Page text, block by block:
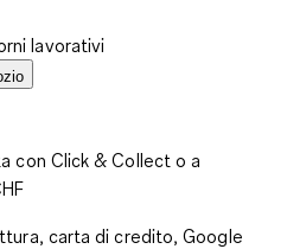
lavorativi
con Click & Collect o a
carta di credito, Google